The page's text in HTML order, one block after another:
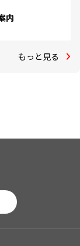
内
もっと見る